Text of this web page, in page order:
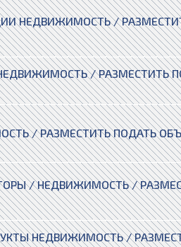
НЕДВИЖИМОСТЬ /
/ РАЗМЕСТИТЬ
/ РАЗМЕСТИТЬ ПОДАТЬ
/ НЕДВИЖИМОСТЬ /
НЕДВИЖИМОСТЬ /